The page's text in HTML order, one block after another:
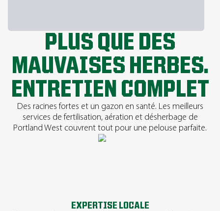
PLUS QUE DES
MAUVAISES HERBES.
ENTRETIEN COMPLET
Des racines fortes et un gazon en santé. Les meilleurs
services de fertilisation, aération et désherbage de
Portland West couvrent tout pour une pelouse parfaite.
EXPERTISE LOCALE